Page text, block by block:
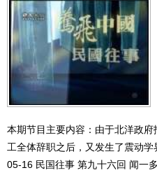
本期节目主要内容：由于北洋政
工全体辞职之后，又发生了震动
05-16 民国往事 第九十六回 闻一多